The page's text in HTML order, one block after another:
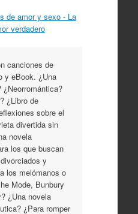
canciones de
y eBook. ¿Una
¿Neorromántica?
¿Libro de
sobre el
divertida sin
novela
los que buscan
y
los melómanos o
Mode, Bunbury
¿Una novela
¿Para romper